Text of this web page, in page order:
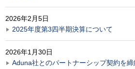
2026年2月5日
2025年度第3四半期決算について
2026年1月30日
Aduna社とのパートナーシップ契約を締